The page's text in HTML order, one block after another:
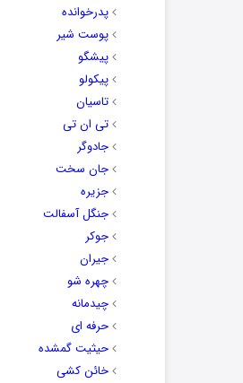
پدرخوانده
پوست شیر
پیشگو
پیکولو
تاسیان
تی ان تی
جادوگر
جان سخت
جزیره
جنگل آسفالت
جوکر
جیران
چهره شو
چیدمانه
حرفه ای
حیثیت گمشده
خائن کشی